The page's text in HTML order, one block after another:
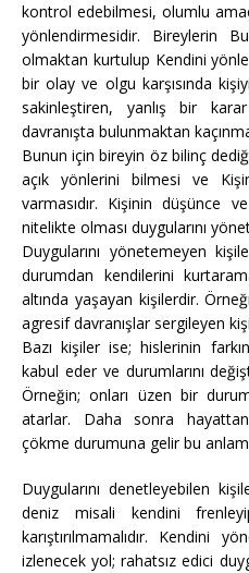
kontrol edebilmesi, olumlu
yönlendirmesidir. Bireylerin
olmaktan kurtulup Kendini
bir olay ve olgu karşısında
sakinleştiren, yanlış bir
davranışta bulunmaktan
Bunun için bireyin öz bilinç
açık yönlerini bilmesi ve
varmasıdır. Kişinin düşünce
nitelikte olması duygularını
Duygularını yönetemeyen
durumdan kendilerini
altında yaşayan kişilerdir.
agresif davranışlar sergileyen
Bazı kişiler ise; hislerinin
kabul eder ve durumlarını
Örneğin; onları üzen bir
atarlar. Daha sonra
çökme durumuna gelir bu
Duygularını denetleyebilen
deniz misali kendini
karıştırılmamalıdır. Kendini
izlenecek yol; rahatsız edici